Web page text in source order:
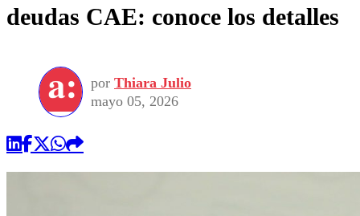
deudas CAE: conoce los detalles
por Thiara Julio
mayo 05, 2026